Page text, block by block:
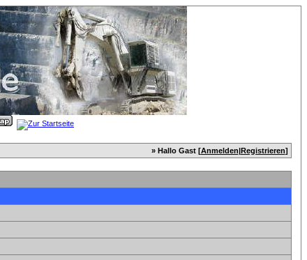
» Hallo Gast [Anmelden|Registrieren]